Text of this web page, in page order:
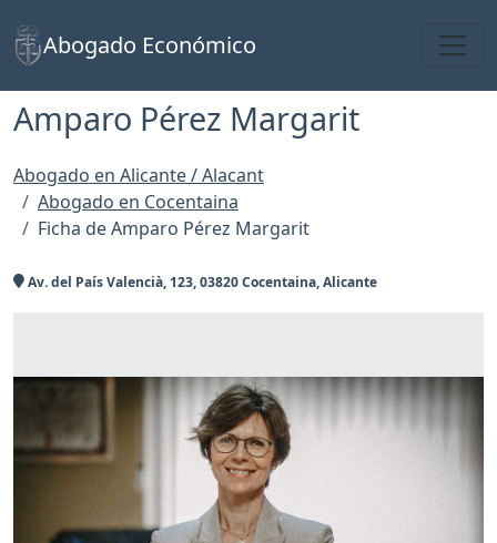
Abogado Económico
Amparo Pérez Margarit
Abogado en Alicante / Alacant
Abogado en Cocentaina
Ficha de Amparo Pérez Margarit
Av. del País Valencià, 123, 03820 Cocentaina, Alicante